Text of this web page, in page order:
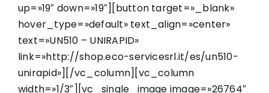
up=»19″ down=»19″][button target=»_blank»
hover_type=»default» text_align=»center»
text=»UN510 – UNIRAPID»
link=»http://shop.eco-servicesrl.it/es/un510-
unirapid»][/vc_column][vc_column
width=»1/3″][vc_single_image image=»26764″